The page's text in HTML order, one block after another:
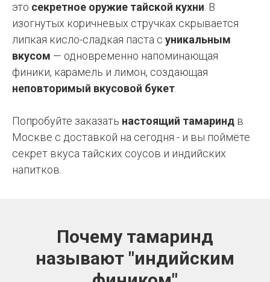
это секретное оружие тайской кухни. В
изогнутых коричневых стручках скрывается
липкая кисло-сладкая паста с уникальным
вкусом — одновременно напоминающая
финики, карамель и лимон, создающая
неповторимый вкусовой букет.
Попробуйте заказать настоящий тамаринд в
Москве с доставкой на сегодня - и вы поймёте
секрет вкуса тайских соусов и индийских
напитков.
Почему тамаринд
называют "индийским